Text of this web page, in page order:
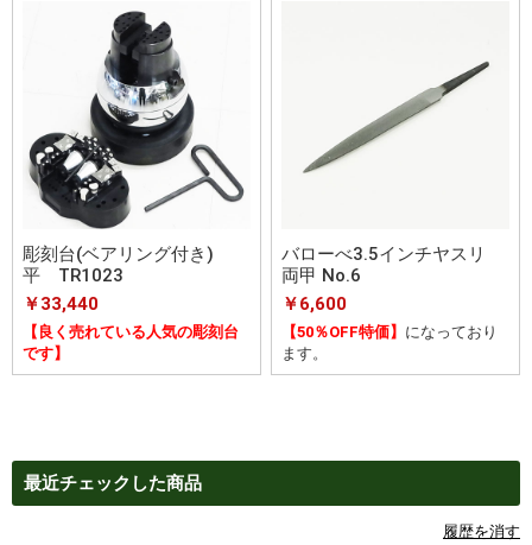
彫刻台(ベアリング付き)
平 TR1023
￥33,440
【良く売れている人気の彫刻台
です】
バローべ3.5インチヤスリ
両甲 No.6
￥6,600
【50％OFF特価】 になっており
ます。
最近チェックした商品
履歴を消す